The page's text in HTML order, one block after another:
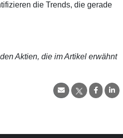
die Trends, die gerade
Aktien, die im Artikel erwähnt